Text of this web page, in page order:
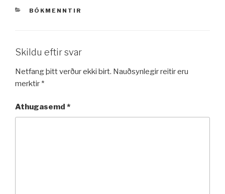
VÖRUFLOKKAR
BÓKMENNTIR
Skildu eftir svar
Netfang þitt verður ekki birt. Nauðsynlegir reitir eru
merktir *
Athugasemd *